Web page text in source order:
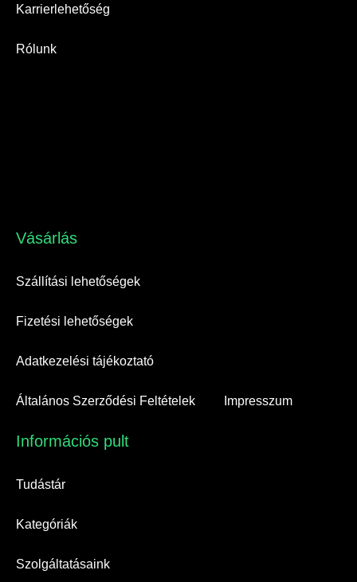
Karrierlehetőség
Rólunk
Vásárlás​
Szállítási lehetőségek
Fizetési lehetőségek
Adatkezelési tájékoztató
Általános Szerződési Feltételek Impresszum
Információs pult​
Tudástár
Kategóriák
Szolgáltatásaink